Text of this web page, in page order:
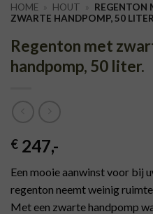
HOME » HOUT » REGENTON
ZWARTE HANDPOMP, 50
Regenton met
handpomp, 50 liter.
€ 247,-
Een mooie aanwinst voor bij
regenton neemt weinig
Met een zwarte handpomp